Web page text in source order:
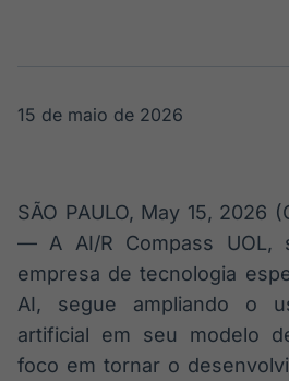
Soluções de Dados
e Conteúdos
15 de maio de 2026
SÃO PAULO, May 15, 2026
— A AI/R Compass UOL,
empresa de tecnologia
AI, segue ampliando o
artificial em seu modelo
foco em tornar o